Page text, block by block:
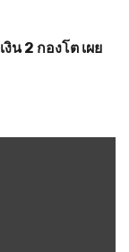
น 2 กองโต เผย